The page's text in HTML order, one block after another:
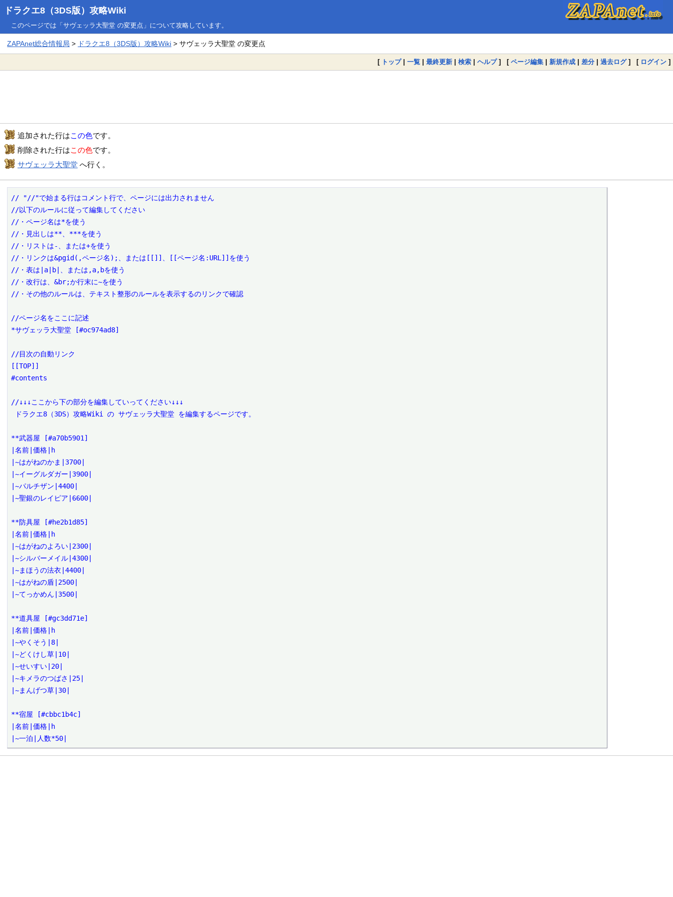
ドラクエ8（3DS版）攻略Wiki
このページでは「サヴェッラ大聖堂 の変更点」について攻略しています。
ZAPAnet総合情報局 > ドラクエ8（3DS版）攻略Wiki > サヴェッラ大聖堂 の変更点
[ トップ| 一覧 | 最終更新 | 検索 | ヘルプ] [ ページ編集 | 新規作成 | 差分 | 過去ログ] [ ログイン ]
追加された行はこの色です。
削除された行はこの色です。
サヴェッラ大聖堂 へ行く。
// "//"で始まる行はコメント行で、ページには出力されません
//以下のルールに従って編集してください
//・ページ名は*を使う
//・見出しは**、***を使う
//・リストは-、または+を使う
//・リンクは&pgid(,ページ名);、または[[]]、[[ページ名:URL]]を使う
//・表は|a|b|、または,a,bを使う
//・改行は、&br;か行末に~を使う
//・その他のルールは、テキスト整形のルールを表示するのリンクで確認
//ページ名をここに記述
*サヴェッラ大聖堂 [#oc974ad8]
//目次の自動リンク
[[TOP]]
#contents
//↓↓↓ここから下の部分を編集していってください↓↓↓
**武器屋 [#a70b5901]
|名前|価格|h
|~はがねのかま|3700|
|~イーグルダガー|3900|
|~パルチザン|4400|
|~聖銀のレイピア|6600|
**防具屋 [#he2b1d85]
|名前|価格|h
|~はがねのよろい|2300|
|~シルバーメイル|4300|
|~まほうの法衣|4400|
|~はがねの盾|2500|
|~てっかめん|3500|
**道具屋 [#gc3dd71e]
|名前|価格|h
|~やくそう|8|
|~どくけし草|10|
|~せいすい|20|
|~キメラのつばさ|25|
|~まんげつ草|30|
**宿屋 [#cbbc1b4c]
|名前|価格|h
|~一泊|人数*50|